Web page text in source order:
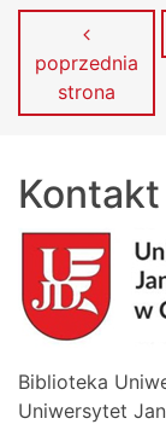
poprzednia
strona
Kontakt
Biblioteka
Uniwersytet